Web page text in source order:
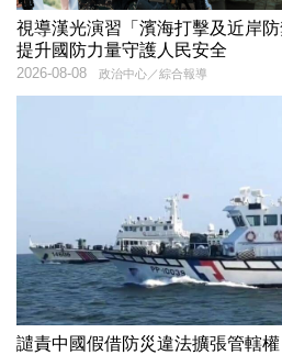
視導漢光演習「濱海打擊及近岸
提升國防力量守護人民安全
政治中心／綜合報導
2026-08-08
譴責中國假借防災違法擴張管轄